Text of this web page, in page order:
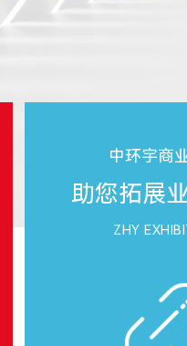
中环宇商
助您拓展
ZHY